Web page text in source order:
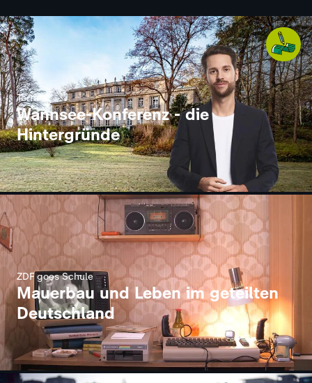
Terra X
Wannsee-Konferenz - die
Hintergründe
ZDF goes Schule
Mauerbau und Leben im geteilten
Deutschland